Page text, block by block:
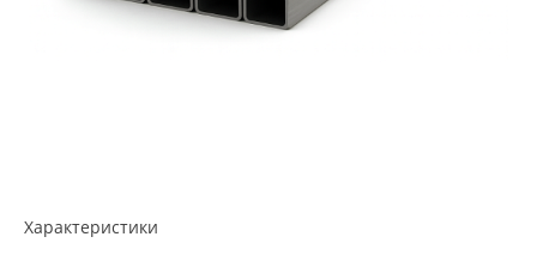
Характеристики